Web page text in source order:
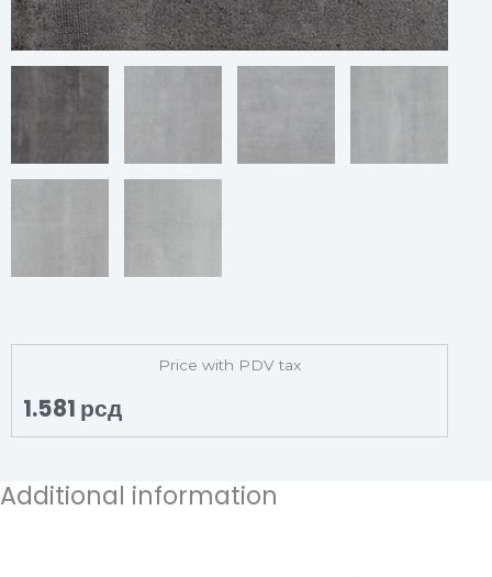
Price with PDV tax
1.581 рсд
Additional information